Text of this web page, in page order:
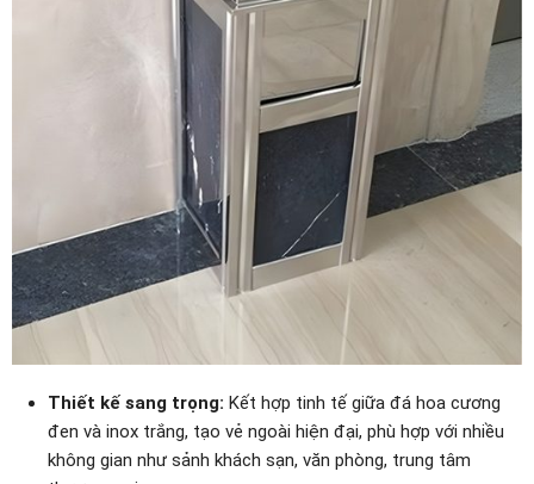
Thiết kế sang trọng: Kết hợp tinh tế giữa đá hoa cương
đen và inox trắng, tạo vẻ ngoài hiện đại, phù hợp với nhiều
không gian như sảnh khách sạn, văn phòng, trung tâm